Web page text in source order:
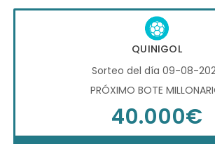
QUINIGOL
Sorteo del día 09-08-
PRÓXIMO BOTE
40.000€